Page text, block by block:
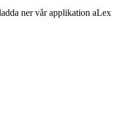
ner vår applikation aLex